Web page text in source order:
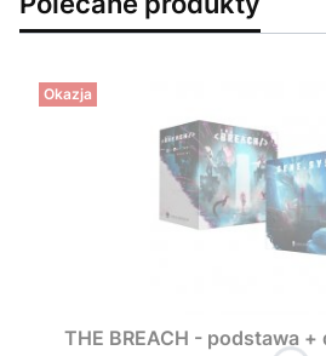
Okazja
THE BREACH - podstawa +